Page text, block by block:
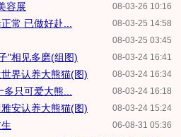
08-03-26 10:16
容展
08-03-25 14:58
常 已做好赴...
08-03-25 03:45
08-03-24 16:41
"相见多磨(组图)
08-03-24 16:34
界认养大熊猫(图)
08-03-24 16:18
只可爱大熊...
08-03-24 15:24
安认养大熊猫(图)
06-08-31 05:36